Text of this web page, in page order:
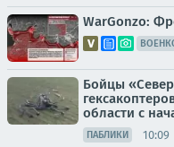
WarGonzo:
Бойцы
области с
ПАБЛИКИ 10:09